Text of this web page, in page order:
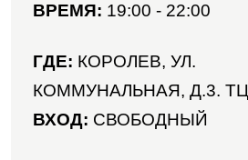
ТРЕНИРОВКИ
ЧЛЕНАМ КЛУБА
АКЦИИ
ВРЕМЯ: 19:00 - 22:00
ГДЕ: КОРОЛЕВ, УЛ.
КОММУНАЛЬНАЯ, Д.3. ТЦ
ВХОД: СВОБОДНЫЙ